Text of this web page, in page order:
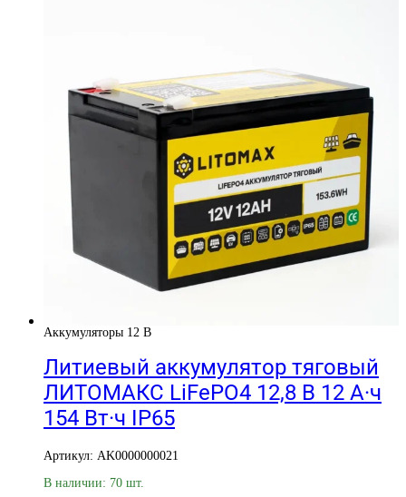
Аккумуляторы 12 В
Литиевый аккумулятор тяговый
ЛИТОМАКС LiFePO4 12,8 В 12 А·ч
154 Вт·ч IP65
Артикул: AK0000000021
В наличии: 70 шт.